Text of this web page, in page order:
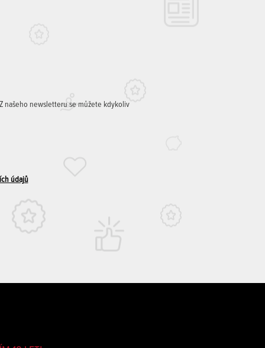
našeho newsletteru se můžete kdykoliv
údajů